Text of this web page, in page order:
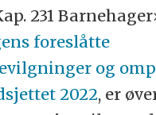
231
foreslåtte
og
2022, er